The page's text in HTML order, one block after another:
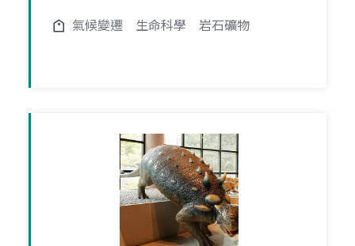
氣候變遷 生命科學 岩石礦物